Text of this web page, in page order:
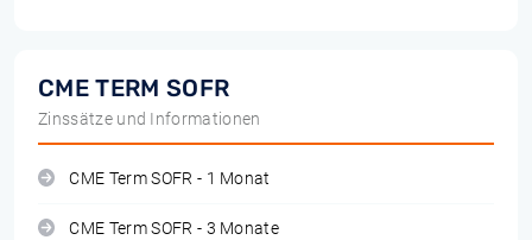
CME TERM SOFR
Zinssätze und Informationen
CME Term SOFR - 1 Monat
CME Term SOFR - 3 Monate